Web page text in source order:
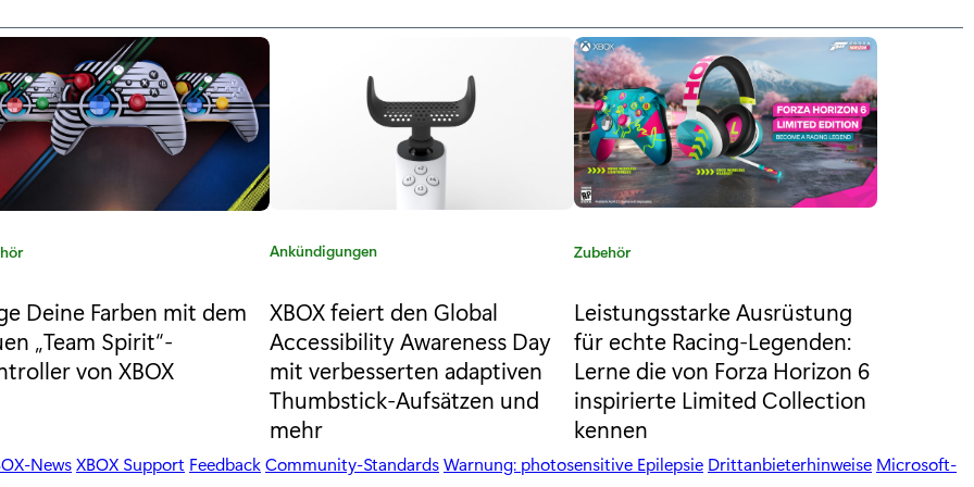
Deine Farben mit dem
„Team Spirit“-
von XBOX
K
t
e
g
o
r
i
:
Ankündigungen
XBOX feiert den Global
Accessibility Awareness Day
mit verbesserten adaptiven
Thumbstick-Aufsätzen und
mehr
K
t
e
g
o
r
i
:
Zubehör
Leistungsstarke Ausrüstung
für echte Racing-Legenden:
Lerne die von Forza Horizon 6
inspirierte Limited Collection
kennen
NewsXBOX Support FeedbackCommunity-StandardsWarnung: photosensitive Epilepsie Drittanbieterhinweise Microsoft-